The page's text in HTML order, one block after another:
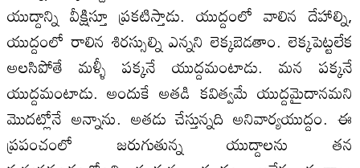
యుద్దాన్ని వీక్షిస్తూ ప్రకటిస్తాడు. యుద్దంలో వాలిన దేహాల్ని,
యుద్దంలో రాలిన శిరస్సుల్ని ఎన్నని లెక్కబెడతాం. లెక్కపెట్టలేక
అలసిపోతే మళ్ళీ పక్కనే యుద్దమంటాడు. మన పక్కనే
యుద్దమంటాడు. అందుకే అతడి కవిత్వమే యుద్దమైదానమని
మొదట్లోనే అన్నాను. అతడు చేస్తున్నది అనివార్యయుద్దం. ఈ
ప్రపంచంలో జరుగుతున్న యుద్దాలను తన